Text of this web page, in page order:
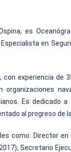
es
en
experiencia de
Es dedicado
al progreso de
como: Director en
Secretario